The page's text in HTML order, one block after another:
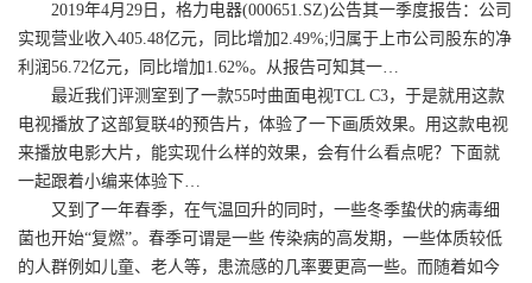
2019年4月29日，格力电器(000651.SZ)公告其一季度报告：公司
实现营业收入405.48亿元，同比增加2.49%;归属于上市公司股东的净
利润56.72亿元，同比增加1.62%。从报告可知其一…
最近我们评测室到了一款55吋曲面电视TCL C3，于是就用这款
电视播放了这部复联4的预告片，体验了一下画质效果。用这款电视
来播放电影大片，能实现什么样的效果，会有什么看点呢？下面就
一起跟着小编来体验下…
又到了一年春季，在气温回升的同时，一些冬季蛰伏的病毒细
菌也开始“复燃”。春季可谓是一些 传染病的高发期，一些体质较低
的人群例如儿童、老人等，患流感的几率要更高一些。而随着如今